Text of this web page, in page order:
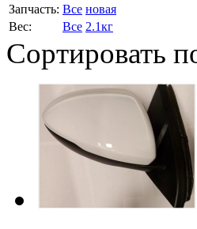
Запчасть: Все новая
Вес:
Все 2.1кг
Сортировать